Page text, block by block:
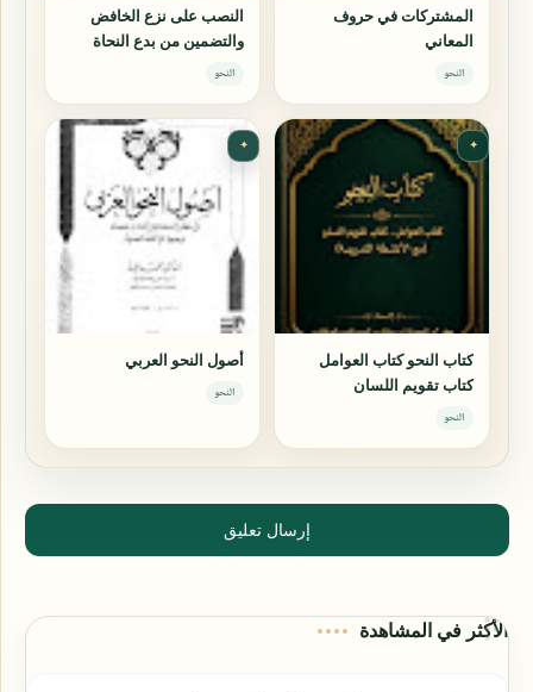
المشتركات في حروف
المعاني
النحو
النصب على نزع الخافض
والتضمين من بدع النحاة
والمفسرين
النحو
✦
كتاب النحو كتاب العوامل
كتاب تقويم اللسان
النحو
✦
أصول النحو العربي
النحو
إرسال تعليق
الأكثر في المشاهدة